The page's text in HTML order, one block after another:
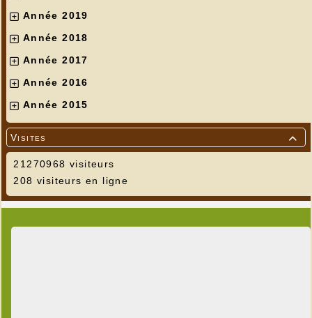
Année 2019
Année 2018
Année 2017
Année 2016
Année 2015

Visites
21270968 visiteurs
208 visiteurs en ligne